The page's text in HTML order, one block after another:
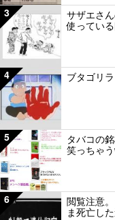
3
サザエさ
使っている
4 ブタゴリ
5
タバコの
笑っちゃ
6
閲覧注意
ま死亡し